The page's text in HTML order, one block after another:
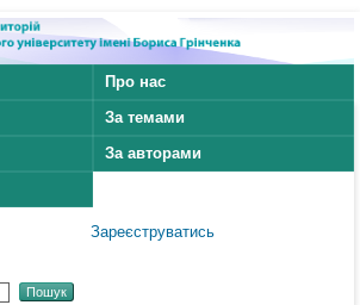
Про нас
За темами
За авторами
Зареєструватись